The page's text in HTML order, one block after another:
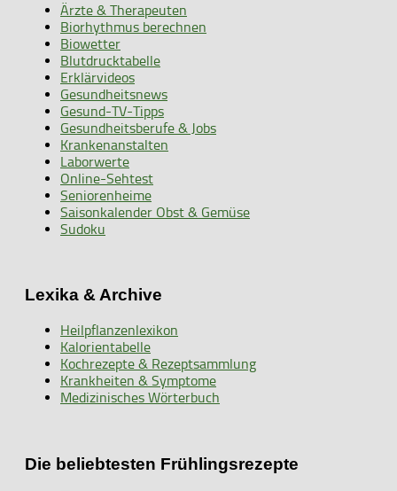
Ärzte & Therapeuten
Biorhythmus berechnen
Biowetter
Blutdrucktabelle
Erklärvideos
Gesundheitsnews
Gesund-TV-Tipps
Gesundheitsberufe & Jobs
Krankenanstalten
Laborwerte
Online-Sehtest
Seniorenheime
Saisonkalender Obst & Gemüse
Sudoku
Lexika & Archive
Heilpflanzenlexikon
Kalorientabelle
Kochrezepte & Rezeptsammlung
Krankheiten & Symptome
Medizinisches Wörterbuch
Die beliebtesten Frühlingsrezepte